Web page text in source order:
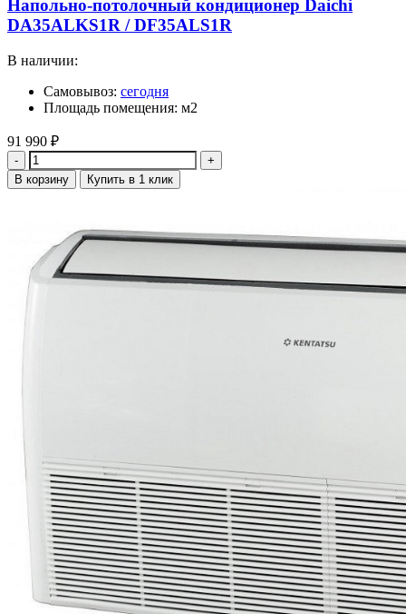
Напольно-потолочный кондиционер Daichi
DA35ALKS1R / DF35ALS1R
В наличии:
Самовывоз: сегодня
Площадь помещения: м2
91 990 ₽
Количество
В корзину Купить в 1 клик